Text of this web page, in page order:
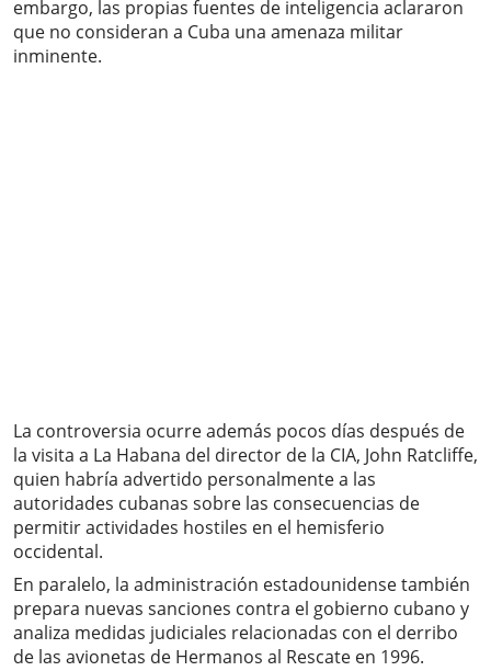
embargo, las propias fuentes de inteligencia aclararon
que no consideran a Cuba una amenaza militar
inminente.
La controversia ocurre además pocos días después de
la visita a La Habana del director de la CIA, John Ratcliffe,
quien habría advertido personalmente a las
autoridades cubanas sobre las consecuencias de
permitir actividades hostiles en el hemisferio
occidental.
En paralelo, la administración estadounidense también
prepara nuevas sanciones contra el gobierno cubano y
analiza medidas judiciales relacionadas con el derribo
de las avionetas de Hermanos al Rescate en 1996.